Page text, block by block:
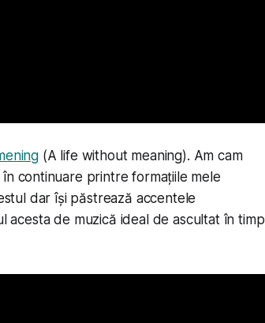
(A life without meaning). Am cam
continuare printre formațiile mele
dar își păstrează accentele
acesta de muzică ideal de ascultat în timp